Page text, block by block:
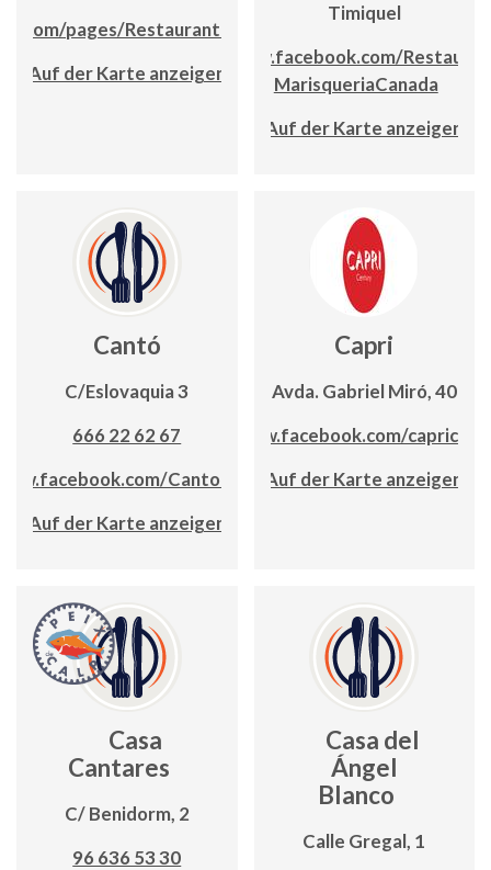
pages/Restaurante%20Campanari
Auf der Karte anzeigen
Timiquel
www.facebook.com/
MarisqueriaCanada
Auf der Karte anzeigen
Cantó
C/Eslovaquia 3
666 22 62 67
CantoRestaurante
Auf der Karte anzeigen
Capri
Avda. Gabriel Miró, 40
www.facebook.com/
Auf der Karte anzeigen
Casa
Cantares
C/ Benidorm, 2
96 636 53 30
Casa del
Ángel
Blanco
Calle Gregal, 1